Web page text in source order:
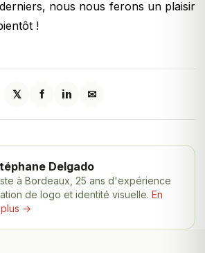
nous nous ferons un plaisir
!
𝕏 f in ✉
Delgado
à Bordeaux, 25 ans d'expérience
de logo et identité visuelle. En
→